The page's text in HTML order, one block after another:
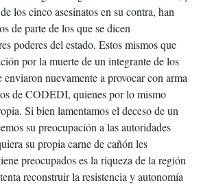
los cinco asesinatos en su contra, han
de parte de los que se dicen
poderes del estado. Estos mismos que
por la muerte de un integrante de los
enviaron nuevamente a provocar con arma
de CODEDI, quienes por lo mismo
Si bien lamentamos el deceso de un
su preocupación a las autoridades
su propia carne de cañón les
preocupados es la riqueza de la región
reconstruir la resistencia y autonomía